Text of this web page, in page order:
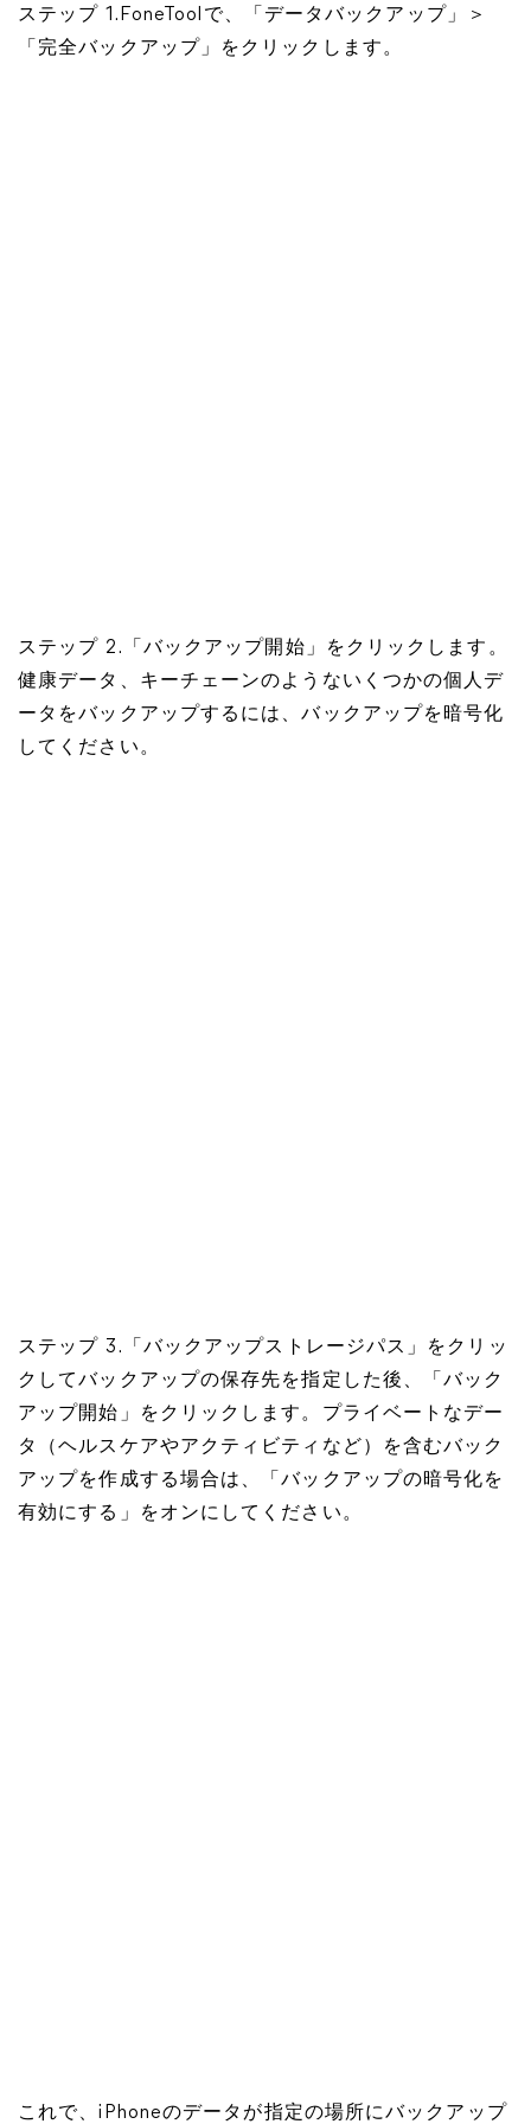
ステップ 1.FoneToolで、「データバックアップ」＞
「完全バックアップ」をクリックします。
ステップ 2.「バックアップ開始」をクリックします。
健康データ、キーチェーンのようないくつかの個人デ
ータをバックアップするには、バックアップを暗号化
してください。
ステップ 3.「バックアップストレージパス」をクリッ
クしてバックアップの保存先を指定した後、「バック
アップ開始」をクリックします。プライベートなデー
タ（ヘルスケアやアクティビティなど）を含むバック
アップを作成する場合は、「バックアップの暗号化を
有効にする」をオンにしてください。
これで、iPhoneのデータが指定の場所にバックアップ